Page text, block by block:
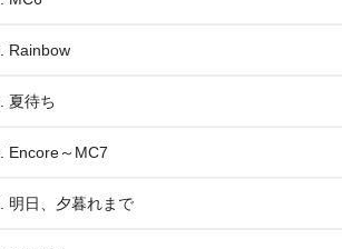
Rainbow
夏待ち
Encore～MC7
明日、夕暮れまで